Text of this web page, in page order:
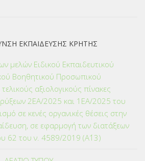
ΕΚΠΑΙΔΕΥΣΗΣ ΚΡΗΤΗΣ
μελών Ειδικού Εκπαιδευτικού
Βοηθητικού Προσωπικού
αξιολογικούς πίνακες
2ΕΑ/2025 και 1ΕΑ/2025 του
σε κενές οργανικές θέσεις στην
σε εφαρμογή των διατάξεων
62 του ν. 4589/2019 (Α΄13)